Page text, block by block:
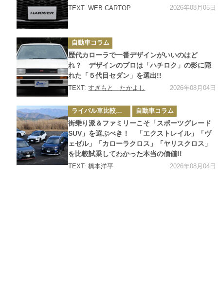
TEXT: WEB CARTOP 2026年08月05日
カ
テ
ゴ
リ
ー
自動車コラム
歴代カローラで一番デザインがいいのはど
れ？ デザインのプロは「ハチロク」の影に隠
れた「５代目セダン」を選出!!
TEXT:すぎもと たかよし 2026年08月04日
カ
テ
ゴ
リ
ー
ライバル車比較テスト 自動車コラム
街乗り派＆ファミリーこそ「スポーツグレード
SUV」を選ぶべき！ 「エクストレイル」「ヴ
ェゼル」「カローラクロス」「ヤリスクロス」
を比較試乗してわかった本当の価値!!
TEXT: 橋本洋平 2026年08月04日